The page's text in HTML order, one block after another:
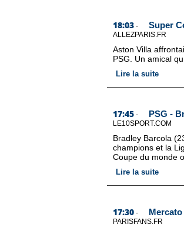
18:03 - Super
ALLEZPARIS.FR
Aston Villa
PSG. Un amical
Lire la suite
17:45 - PSG -
LE10SPORT.COM
Bradley Barcola
champions et la
Coupe du monde
Lire la suite
17:30 -
PARISFANS.FR